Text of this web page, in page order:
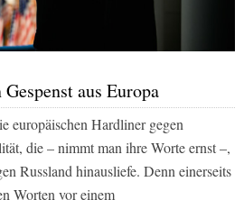
aus Europa
europäischen Hardliner gegen
die – nimmt man ihre Worte ernst –,
Russland hinausliefe. Denn einerseits
Worten vor einem